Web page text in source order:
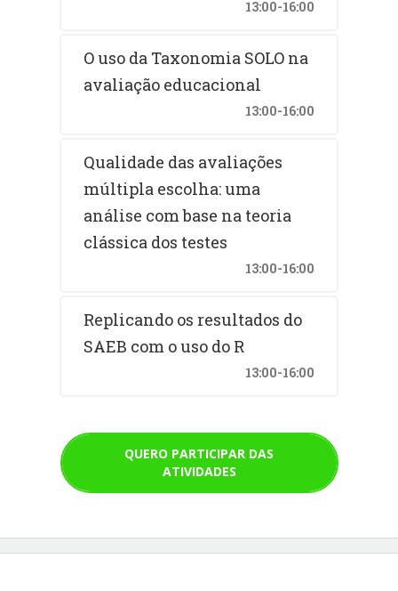
13:00-16:00
O uso da Taxonomia SOLO na
avaliação educacional
13:00-16:00
Qualidade das avaliações
múltipla escolha: uma
análise com base na teoria
clássica dos testes
13:00-16:00
Replicando os resultados do
SAEB com o uso do R
13:00-16:00
QUERO PARTICIPAR DAS
ATIVIDADES